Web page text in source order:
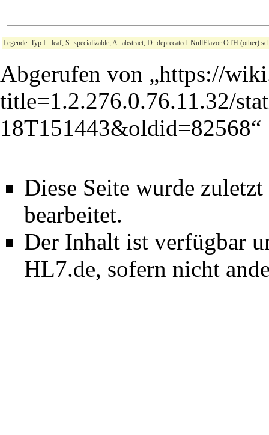
Legende: Typ L=leaf, S=specializable, A=abstract, D=deprecated. NullFlavor OTH (other)
Abgerufen von „https://
title=1.2.276.0.76.11.32/
18T151443&oldid=82568“
Diese Seite wurde
bearbeitet.
Der Inhalt ist verfügbar
HL7.de, sofern nicht